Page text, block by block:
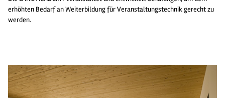
erhöhten Bedarf an Weiterbildung für Veranstaltungstechnik gerecht zu
werden.